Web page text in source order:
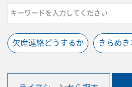
欠席連絡どうするか きらめ